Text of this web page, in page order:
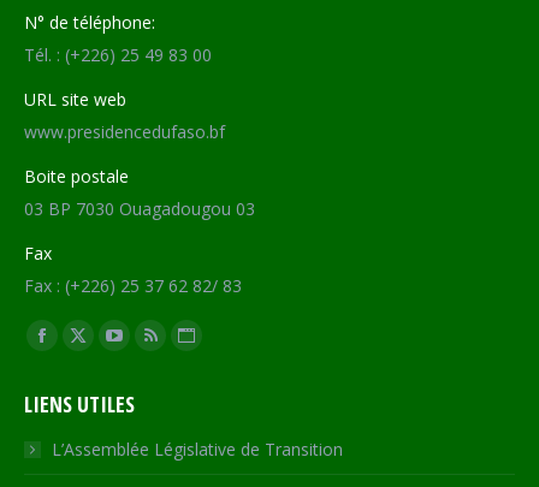
N° de téléphone:
Tél. : (+226) 25 49 83 00
URL site web
www.presidencedufaso.bf
Boite postale
03 BP 7030 Ouagadougou 03
Fax
Fax : (+226) 25 37 62 82/ 83
Trouvez nous sur :
Facebook
opens
in
new
X
opens
in
new
YouTube
opens
in
new
RSS
in
new
Site
opens
in
LIENS UTILES
L’Assemblée Législative de Transition